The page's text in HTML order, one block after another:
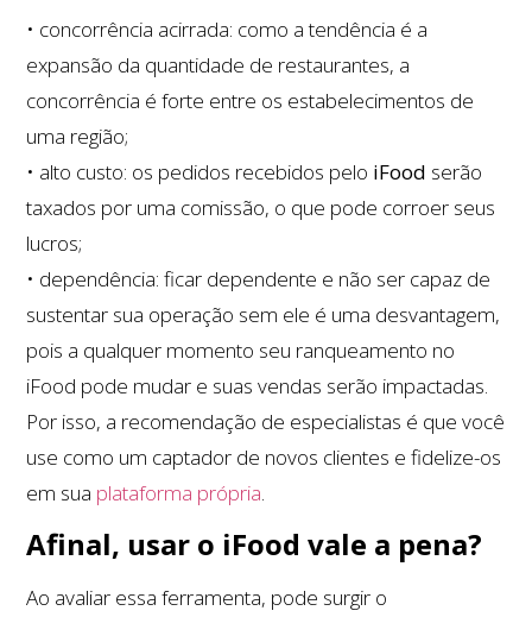
• concorrência acirrada: como a tendência é a
expansão da quantidade de restaurantes, a
concorrência é forte entre os estabelecimentos de
uma região;
• alto custo: os pedidos recebidos pelo iFood serão
taxados por uma comissão, o que pode corroer seus
lucros;
• dependência: ficar dependente e não ser capaz de
sustentar sua operação sem ele é uma desvantagem,
pois a qualquer momento seu ranqueamento no
iFood pode mudar e suas vendas serão impactadas.
Por isso, a recomendação de especialistas é que você
use como um captador de novos clientes e fidelize-os
em sua plataforma própria.
Afinal, usar o iFood vale a pena?
Ao avaliar essa ferramenta, pode surgir o